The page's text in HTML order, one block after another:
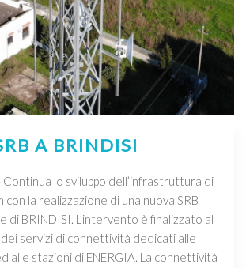
A BRINDISI
Continua lo sviluppo dell’infrastruttura di
con la realizzazione di una nuova SRB
di BRINDISI. L’intervento è finalizzato al
servizi di connettività dedicati alle
alle stazioni di ENERGIA. La connettività